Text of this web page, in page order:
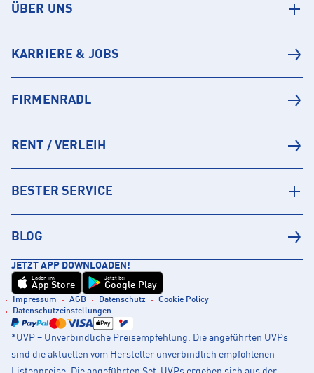
ÜBER UNS
KARRIERE & JOBS
FIRMENRADL
RENT / VERLEIH
BESTER SERVICE
BLOG
JETZT APP DOWNLOADEN!
Laden im
App Store
Jetzt bei
Google Play
Impressum AGB Datenschutz
Cookie Policy
Datenschutzeinstellungen
*UVP = Unverbindliche Preisempfehlung. Die angeführten UVPs
sind die aktuellen vom Hersteller unverbindlich empfohlenen